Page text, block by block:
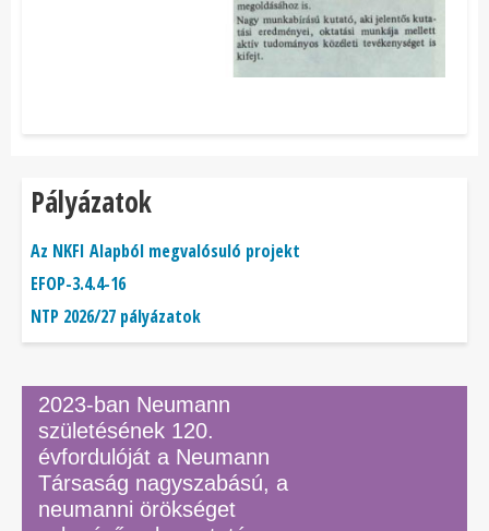
Pályázatok
Az NKFI Alapból megvalósuló projekt
EFOP-3.4.4-16
NTP 2026/27 pályázatok
2023-ban Neumann
születésének 120.
évfordulóját a Neumann
Társaság nagyszabású, a
neumanni örökséget